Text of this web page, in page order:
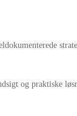
og praktiske